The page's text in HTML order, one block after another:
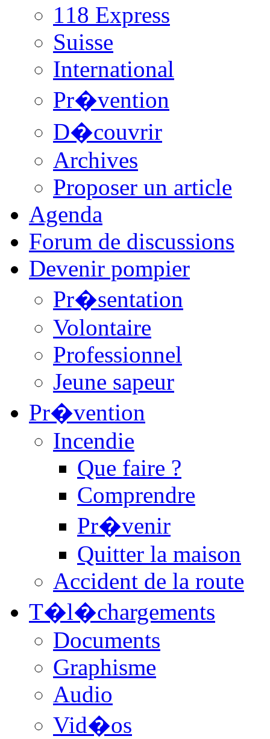
118 Express
Suisse
International
Pr�vention
D�couvrir
Archives
Proposer un article
Agenda
Forum de discussions
Devenir pompier
Pr�sentation
Volontaire
Professionnel
Jeune sapeur
Pr�vention
Incendie
Que faire ?
Comprendre
Pr�venir
Quitter la maison
Accident de la route
T�l�chargements
Documents
Graphisme
Audio
Vid�os